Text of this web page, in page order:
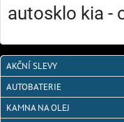
autosklo kia -
AKČNÍ SLEVY
AUTOBATERIE
KAMNA NA OLEJ